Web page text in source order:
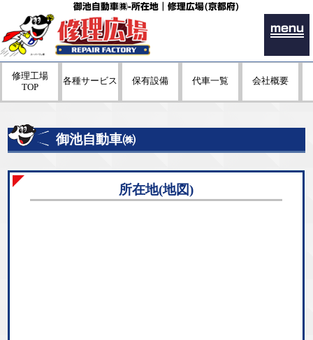
御池自動車㈱-所在地｜修理広場(京都府)
menu
修理工場
TOP
各種サービス 保有設備 代車一覧 会社概要
御池自動車㈱
所在地(地図)